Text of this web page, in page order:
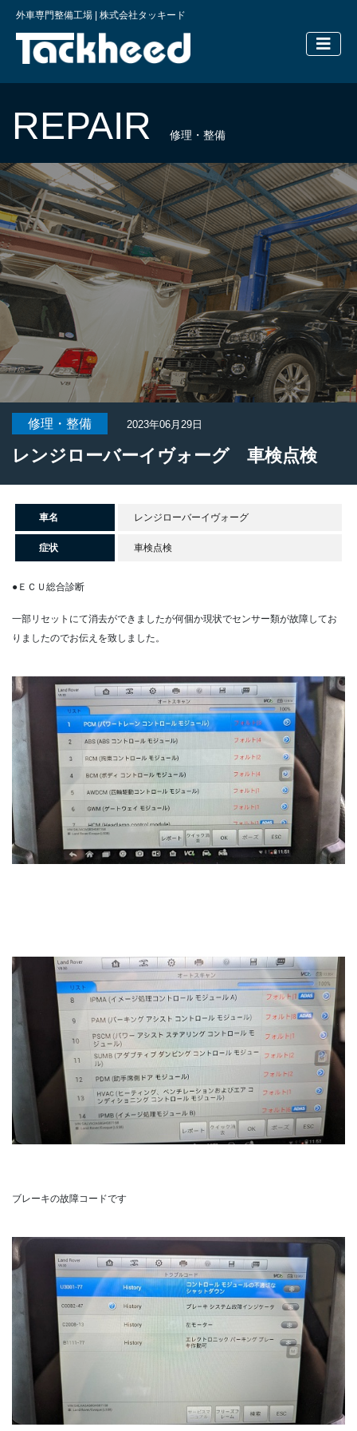
外車専門整備工場 | 株式会社タッキード
横浜の外
REPAIR 修理・整備
修理・整備 2023年06月29日
レンジローバーイヴォーグ 車検点検
車名 レンジローバーイヴォーグ
症状 車検点検
●ＥＣＵ総合診断
一部リセットにて消去ができましたが何個か現状でセンサー類が故障してお
りましたのでお伝えを致しました。
ブレーキの故障コードです